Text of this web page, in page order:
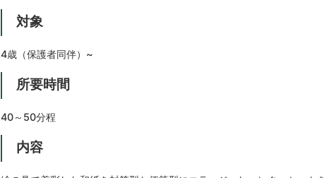
対象
4歳（保護者同伴）~
所要時間
40～50分程
内容